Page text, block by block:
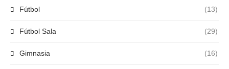
Fútbol (13)
Fútbol Sala (29)
Gimnasia (16)